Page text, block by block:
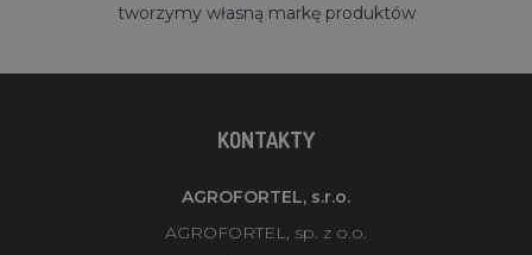
tworzymy własną markę produktów
KONTAKTY
AGROFORTEL, s.r.o.
AGROFORTEL, sp. z o.o.